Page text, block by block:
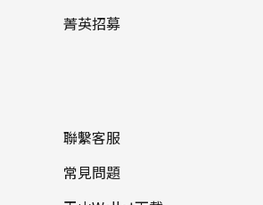
菁英招募
聯繫客服
常見問題